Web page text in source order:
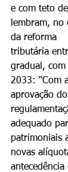
e com teto
lembram, no
da reforma
tributária
gradual,
2033: “Com
aprovação
adequado
patrimoniais
novas
antecedência